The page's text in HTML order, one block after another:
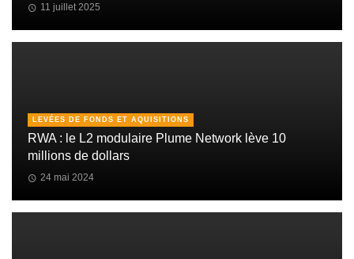
11 juillet 2025
LEVÉES DE FONDS ET AQUISITIONS
RWA : le L2 modulaire Plume Network lève 10
millions de dollars
24 mai 2024